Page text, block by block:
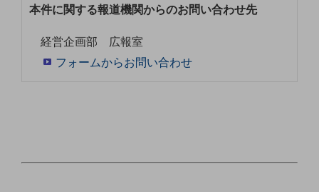
基礎的電気通信役務損益明細表
採用情報TOP
広告・協賛
本件に関する報道機関からのお問い合わせ先
経営企画部 広報室
フォームからお問い合わせ